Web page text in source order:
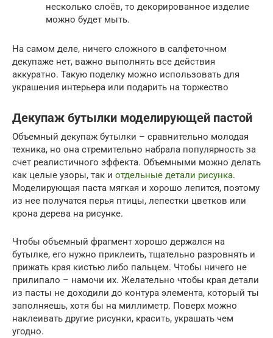
несколько слоёв, то декорированное изделие
можно будет мыть.
На самом деле, ничего сложного в салфеточном
декупаже нет, важно выполнять все действия
аккуратно. Такую поделку можно использовать для
украшения интерьера или подарить на торжество
Декупаж бутылки моделирующей пастой
Объемный декупаж бутылки – сравнительно молодая
техника, но она стремительно набрала популярность за
счет реалистичного эффекта. Объемными можно делать
как целые узоры, так и отдельные детали рисунка.
Моделирующая паста мягкая и хорошо лепится, поэтому
из нее получатся перья птицы, лепестки цветков или
крона дерева на рисунке.
Чтобы объемный фрагмент хорошо держался на
бутылке, его нужно приклеить, тщательно разровнять и
прижать края кистью либо пальцем. Чтобы ничего не
прилипало – намочи их. Желательно чтобы края детали
из пасты не доходили до контура элемента, который ты
заполняешь, хотя бы на миллиметр. Поверх можно
наклеивать другие рисунки, красить, украшать чем
угодно.